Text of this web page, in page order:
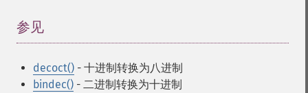
参见
decoct() - 十进制转换为八进制
bindec() - 二进制转换为十进制